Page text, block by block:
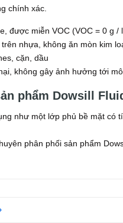
chính xác.
được miễn VOC (VOC = 0 g /
nhựa, không ăn mòn kim
cặn, dầu
không gây ảnh hưởng tới
phẩm Dowsill
như một lớp phủ bề mặt có
phân phối sản phẩm